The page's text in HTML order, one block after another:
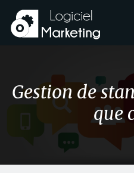
Gestion de
que